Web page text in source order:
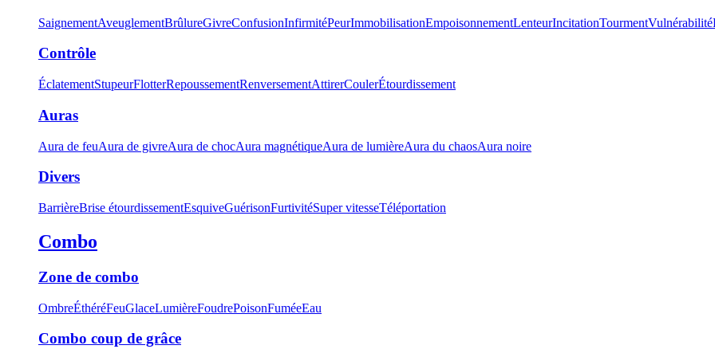
SaignementAveuglementBrûlureGivreConfusionInfirmitéPeurImmobilisationEmpoisonnementLenteurIncitationTourmentVulnérabilité
Contrôle
ÉclatementStupeurFlotterRepoussementRenversementAttirerCoulerÉtourdissement
Auras
Aura de feuAura de givreAura de chocAura magnétiqueAura de lumièreAura du chaosAura noire
Divers
BarrièreBrise étourdissementEsquiveGuérisonFurtivitéSuper vitesseTéléportation
Combo
Zone de combo
OmbreÉthéréFeuGlaceLumièreFoudrePoisonFuméeEau
Combo coup de grâce